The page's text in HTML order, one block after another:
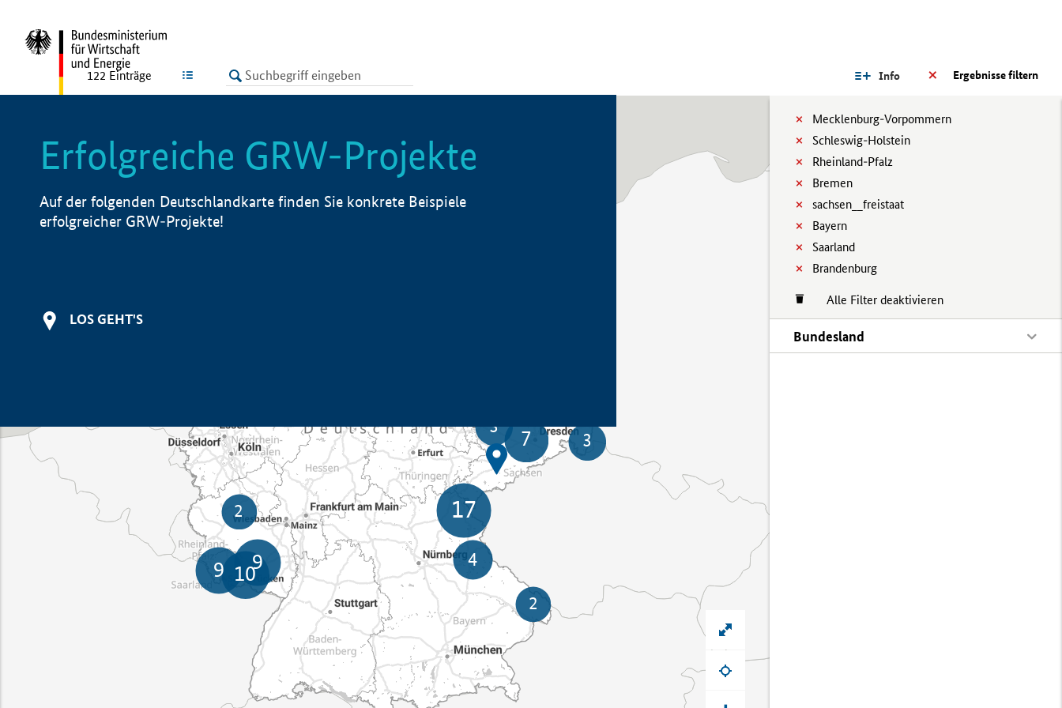
LISTE Ergebnisse filtern
Info
Mecklenburg-Vorpommern
Schleswig-Holstein
Rheinland-Pfalz
Bremen
sachsen__freistaat
Bayern
Saarland
Brandenburg
Alle Filter deaktivieren
Bundesland
122 Einträge
Erfolgreiche GRW-Projekte
Auf der folgenden Deutschlandkarte finden Sie konkrete Beispiele
erfolgreicher GRW-Projekte!
LOS GEHT'S